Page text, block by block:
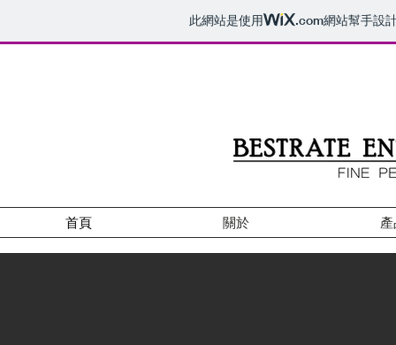
此網站是使用 .com網站幫手設
首頁 關於